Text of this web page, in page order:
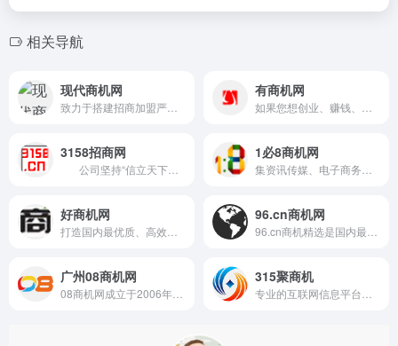
相关导航
现代商机网 有商机网
3158招商网 1必8商机网
好商机网 96.cn商机网
广州08商机网 315聚商机